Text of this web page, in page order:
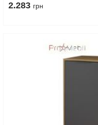
2.283 грн